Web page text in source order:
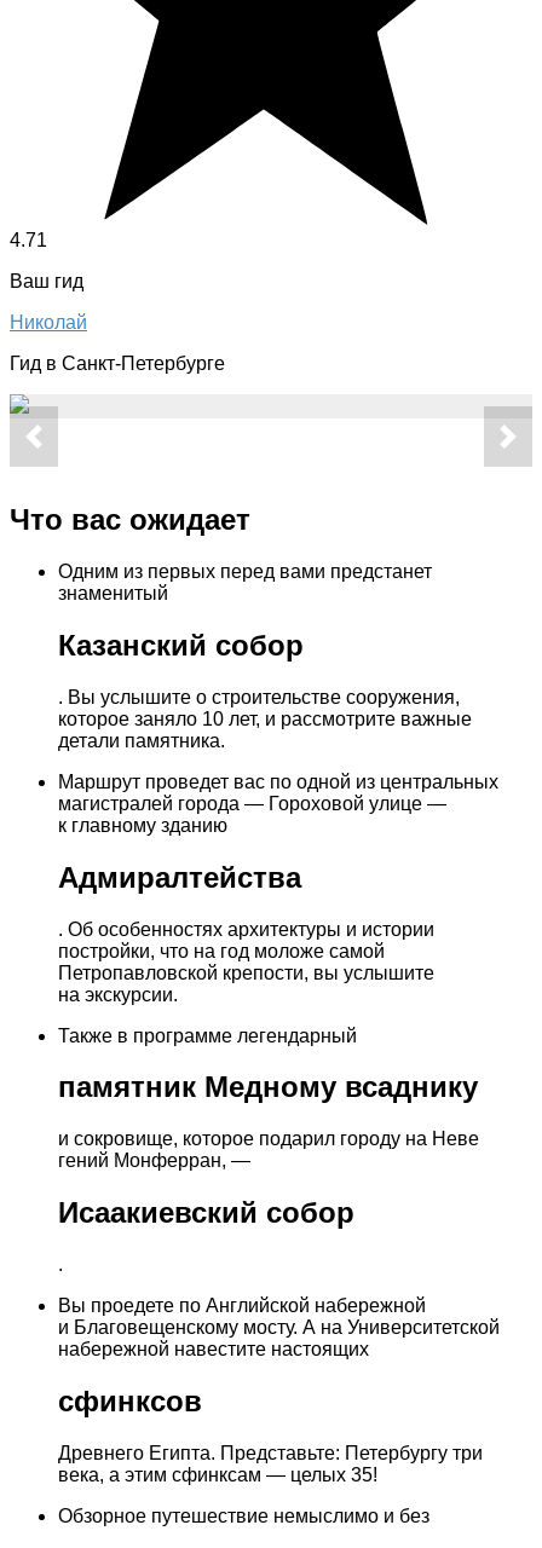
4.71
Ваш гид
Николай
Гид в Санкт-Петербурге
Что вас ожидает
Одним из первых перед вами предстанет
знаменитый
Казанский собор
. Вы услышите о строительстве сооружения,
которое заняло 10 лет, и рассмотрите важные
детали памятника.
Маршрут проведет вас по одной из центральных
магистралей города — Гороховой улице —
к главному зданию
Адмиралтейства
. Об особенностях архитектуры и истории
постройки, что на год моложе самой
Петропавловской крепости, вы услышите
на экскурсии.
Также в программе легендарный
памятник Медному всаднику
и сокровище, которое подарил городу на Неве
гений Монферран, —
Исаакиевский собор
.
Вы проедете по Английской набережной
и Благовещенскому мосту. А на Университетской
набережной навестите настоящих
сфинксов
Древнего Египта. Представьте: Петербургу три
века, а этим сфинксам — целых 35!
Обзорное путешествие немыслимо и без